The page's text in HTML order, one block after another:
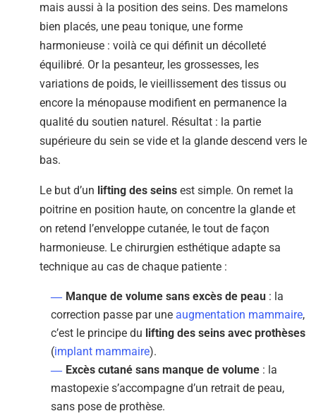
mais aussi à la position des seins. Des mamelons
bien placés, une peau tonique, une forme
harmonieuse : voilà ce qui définit un décolleté
équilibré. Or la pesanteur, les grossesses, les
variations de poids, le vieillissement des tissus ou
encore la ménopause modifient en permanence la
qualité du soutien naturel. Résultat : la partie
supérieure du sein se vide et la glande descend vers le
bas.
Le but d’un lifting des seinsest simple. On remet la
poitrine en position haute, on concentre la glande et
on retend l’enveloppe cutanée, le tout de façon
harmonieuse. Le chirurgien esthétique adapte sa
technique au cas de chaque patiente :
Manque de volume sans excès de peau: la
correction passe par une augmentation mammaire,
c’est le principe du lifting des seins avec prothèses
(implant mammaire).
Excès cutané sans manque de volume: la
mastopexie s’accompagne d’un retrait de peau,
sans pose de prothèse.